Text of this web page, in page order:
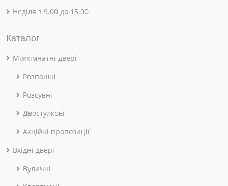
Неділя з 9.00 до 15.00
Каталог
Міжкімнатні двері
Розпашні
Розсувні
Двостулкові
Акційні пропозиції
Вхідні двері
Вуличні